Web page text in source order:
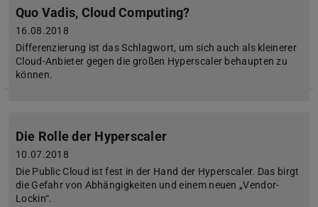
Quo Vadis, Cloud Computing?
16.08.2018
Differenzierung ist das Schlagwort, um sich auch als kleinerer
Cloud-Anbieter gegen die großen Hyperscaler behaupten zu
können.
Die Rolle der Hyperscaler
10.07.2018
Die Public Cloud ist fest in der Hand der Hyperscaler. Das birgt
die Gefahr von Abhängigkeiten und einem neuen „Vendor-
Lockin“.